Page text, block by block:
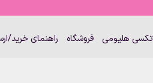
هلیومی فروشگاه راهنمای خرید/